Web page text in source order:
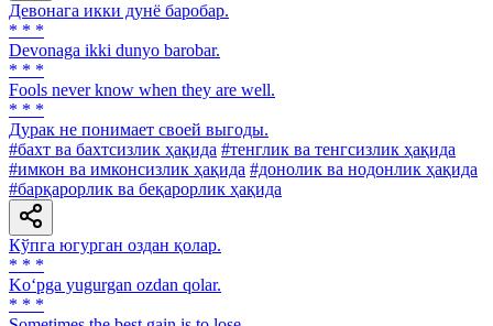
Девонага икки дунё баробар.
* * *
Devonaga ikki dunyo barobar.
* * *
Fools never know when they are well.
* * *
Дурак не понимает своей выгоды.
#бахт ва бахтсизлик ҳақида #тенглик ва тенгсизлик ҳақида
#имкон ва имконсизлик ҳақида #донолик ва нодонлик ҳақида
#барқарорлик ва беқарорлик ҳақида
Кўпга югурган оздан қолар.
* * *
Ko‘pga yugurgan ozdan qolar.
* * *